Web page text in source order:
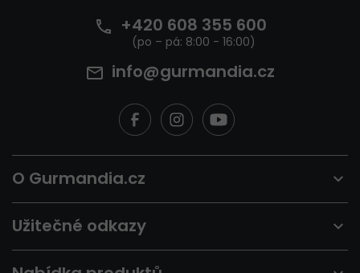
+420 608 355 600
info@gurmandia.cz
O Gurmandia.cz
Užitečné odkazy